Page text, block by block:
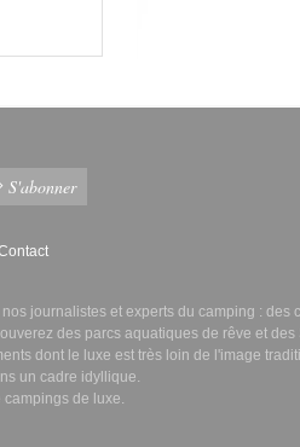
journalistes et experts du camping : des
des parcs aquatiques de rêve et des
dont le luxe est très loin de l'image
un cadre idyllique.
campings de luxe.